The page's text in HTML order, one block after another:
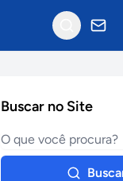
Buscar no Site